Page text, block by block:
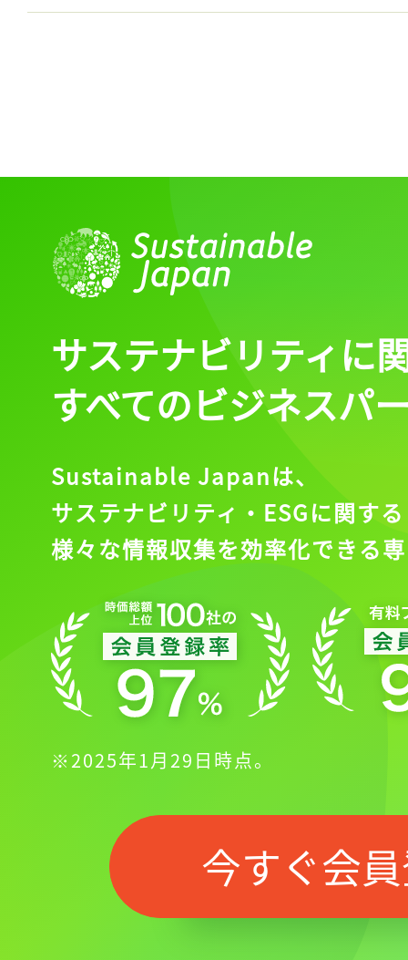
サステナビリティに
すべてのビジネスパ
Sustainable Japanは、
サステナビリティ・ESGに関する
様々な情報収集を効率化できる
※2025年1月29日時点。
今すぐ会